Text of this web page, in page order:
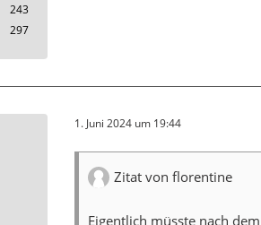
243
297
1. Juni 2024 um 19:44
Zitat von florentine
Eigentlich müsste nach